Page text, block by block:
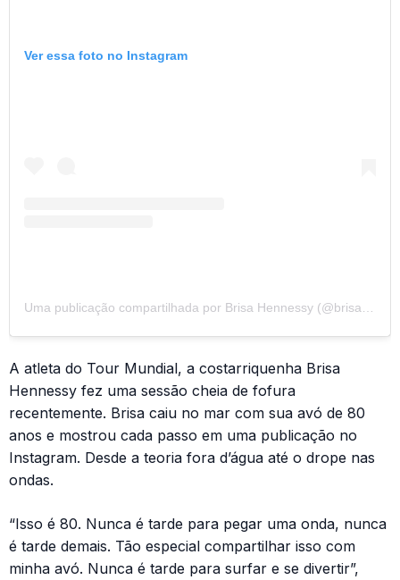
Ver essa foto no Instagram
A atleta do Tour Mundial, a costarriquenha Brisa
Hennessy fez uma sessão cheia de fofura
recentemente. Brisa caiu no mar com sua avó de 80
anos e mostrou cada passo em uma publicação no
Instagram. Desde a teoria fora d’água até o drope nas
ondas.
“Isso é 80. Nunca é tarde para pegar uma onda, nunca
é tarde demais. Tão especial compartilhar isso com
minha avó. Nunca é tarde para surfar e se divertir”,